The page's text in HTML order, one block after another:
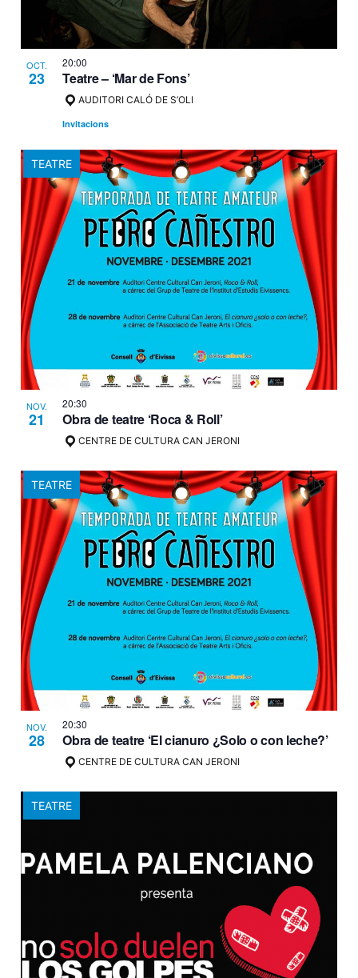
OCT.
23
20:00
Teatre – ‘Mar de Fons’
AUDITORI CALÓ DE S’OLI
Invitacions
TEATRE
NOV.
21
20:30
Obra de teatre ‘Roca & Roll’
CENTRE DE CULTURA CAN JERONI
TEATRE
NOV.
28
20:30
Obra de teatre ‘El cianuro ¿Solo o con leche?’
CENTRE DE CULTURA CAN JERONI
TEATRE